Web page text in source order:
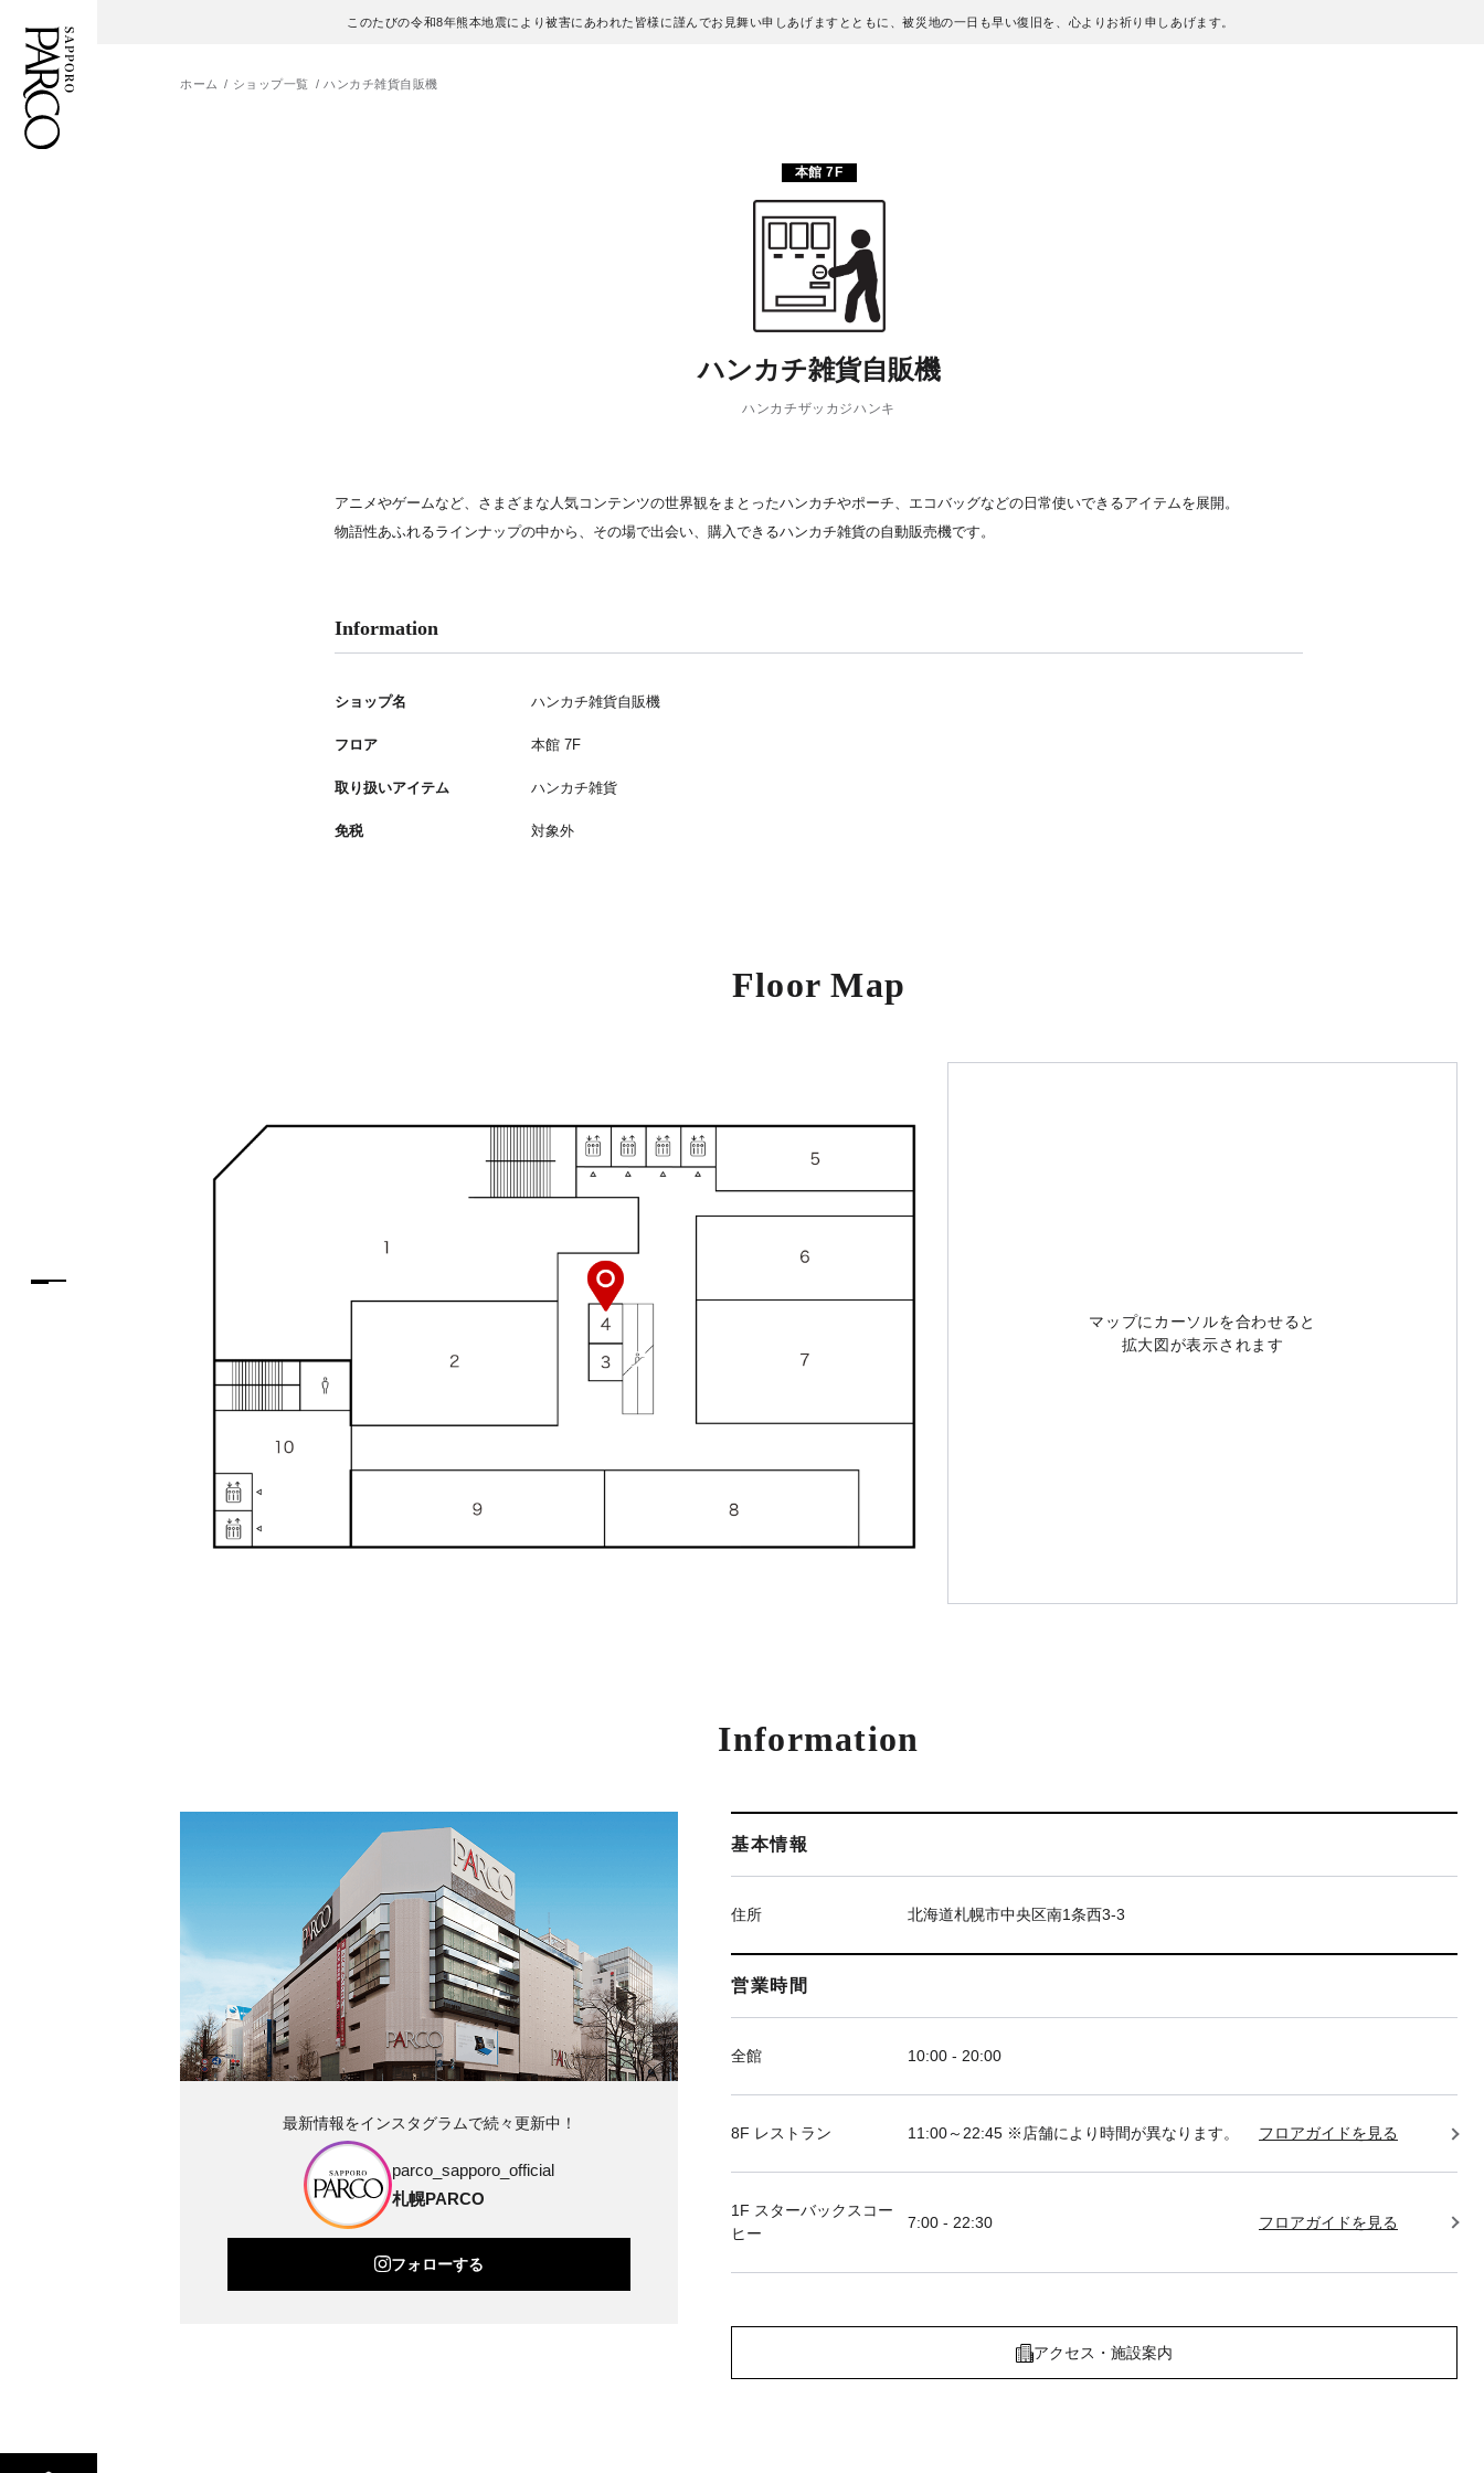
このたびの令和8年熊本地震により被害にあわれた皆様に謹んでお見舞い申しあげますとともに、被災地の一日も早い復旧を、心よりお祈り申しあげます。
ホーム ショップ一覧 ハンカチ雑貨自販機
本館 7F
ハンカチ雑貨自販機
ハンカチザッカジハンキ
アニメやゲームなど、さまざまな人気コンテンツの世界観をまとったハンカチやポーチ、エコバッグなどの日常使いできるアイテムを展開。
物語性あふれるラインナップの中から、その場で出会い、購入できるハンカチ雑貨の自動販売機です。
Information
ショップ名 ハンカチ雑貨自販機
フロア 本館 7F
取り扱いアイテム ハンカチ雑貨
免税 対象外
Floor Map
マップにカーソルを合わせると
拡大図が表示されます
Information
基本情報
住所 北海道札幌市中央区南1条西3-3
営業時間
全館 10:00 - 20:00
8F レストラン 11:00～22:45 ※店舗により時間が異なります。 フロアガイドを見る
1F スターバックスコー
ヒー
7:00 - 22:30 フロアガイドを見る
アクセス・施設案内
最新情報をインスタグラムで続々更新中！
parco_sapporo_official
札幌PARCO
フォローする